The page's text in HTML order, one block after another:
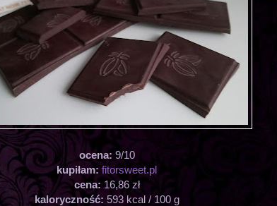
ocena: 9/10
kupiłam: fitorsweet.pl
cena: 16,86 zł
kaloryczność: 593 kcal / 100 g